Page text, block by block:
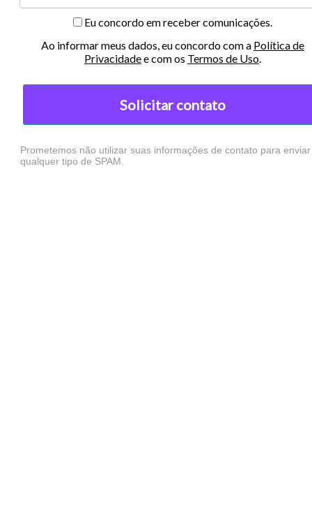
Eu concordo em receber comunicações.
Ao informar meus dados, eu concordo com a Política de
Privacidadee com os Termos de Uso.
Solicitar contato
Prometemos não utilizar suas informações de contato para enviar
qualquer tipo de SPAM.